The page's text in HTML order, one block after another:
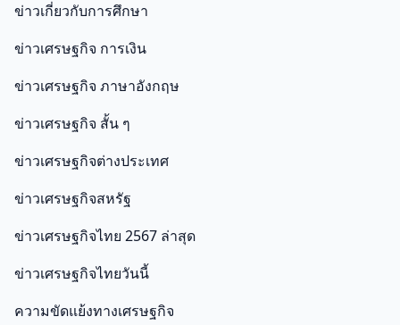
ข่าวเกี่ยวกับการศึกษา
ข่าวเศรษฐกิจ การเงิน
ข่าวเศรษฐกิจ ภาษาอังกฤษ
ข่าวเศรษฐกิจ สั้น ๆ
ข่าวเศรษฐกิจต่างประเทศ
ข่าวเศรษฐกิจสหรัฐ
ข่าวเศรษฐกิจไทย 2567 ล่าสุด
ข่าวเศรษฐกิจไทยวันนี้
ความขัดแย้งทางเศรษฐกิจ